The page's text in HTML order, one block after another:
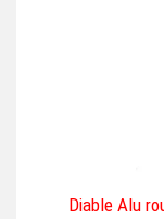
Diable Alu